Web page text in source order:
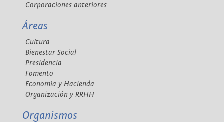
Corporaciones anteriores
Áreas
Cultura
Bienestar Social
Presidencia
Fomento
Economía y Hacienda
Organización y RRHH
Organismos